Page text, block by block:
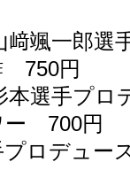
﨑颯一郎
750円
本選手プ
ー 700円
プロデュ